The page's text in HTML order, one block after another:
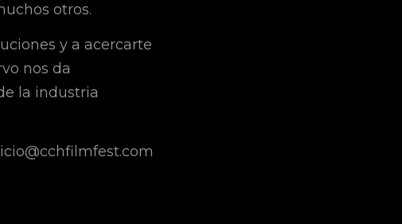
otros.
y a acercarte
nos da
la industria